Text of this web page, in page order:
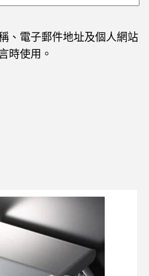
、電子郵件地址及個人網站
時使用。